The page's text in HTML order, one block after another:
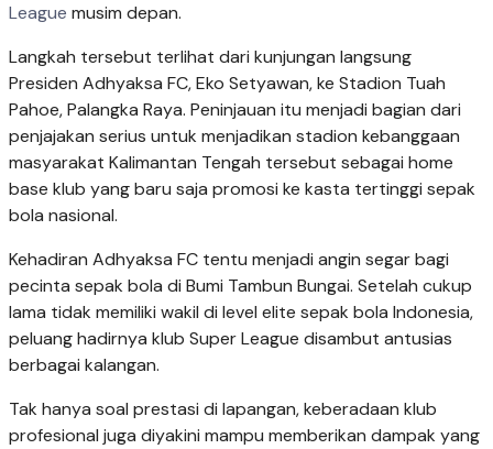
League musim depan.
Langkah tersebut terlihat dari kunjungan langsung
Presiden Adhyaksa FC, Eko Setyawan, ke Stadion Tuah
Pahoe, Palangka Raya. Peninjauan itu menjadi bagian dari
penjajakan serius untuk menjadikan stadion kebanggaan
masyarakat Kalimantan Tengah tersebut sebagai home
base klub yang baru saja promosi ke kasta tertinggi sepak
bola nasional.
Kehadiran Adhyaksa FC tentu menjadi angin segar bagi
pecinta sepak bola di Bumi Tambun Bungai. Setelah cukup
lama tidak memiliki wakil di level elite sepak bola Indonesia,
peluang hadirnya klub Super League disambut antusias
berbagai kalangan.
Tak hanya soal prestasi di lapangan, keberadaan klub
profesional juga diyakini mampu memberikan dampak yang